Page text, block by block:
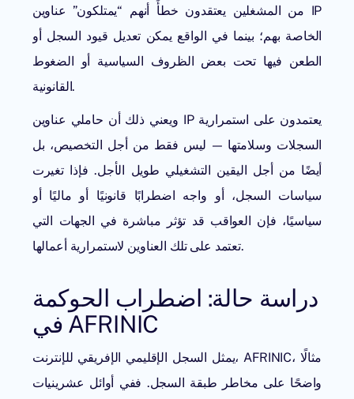
من المشغلين يعتقدون خطأً أنهم “يمتلكون” عناوين IP
الخاصة بهم؛ بينما في الواقع يمكن تعديل قيود السجل أو
الطعن فيها تحت بعض الظروف السياسية أو الضغوط
القانونية.
ويعني ذلك أن حاملي عناوين IP يعتمدون على استمرارية
السجلات وسلامتها — ليس فقط من أجل التخصيص، بل
أيضًا من أجل اليقين التشغيلي طويل الأجل. فإذا تغيرت
سياسات السجل، أو واجه اضطرابًا قانونيًا أو ماليًا أو
سياسيًا، فإن العواقب قد تؤثر مباشرة في الجهات التي
تعتمد على تلك العناوين لاستمرارية أعمالها.
دراسة حالة: اضطراب الحوكمة
في AFRINIC
يمثل السجل الإقليمي الإفريقي للإنترنت، AFRINIC، مثالًا
واضحًا على مخاطر طبقة السجل. ففي أوائل عشرينيات